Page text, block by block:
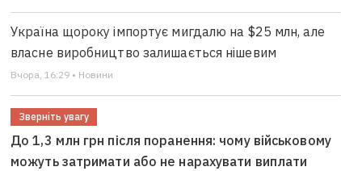
Україна щороку імпортує мигдалю на $25 млн, але
власне виробництво залишається нішевим
Вчора, 16:29 • Новини
Зверніть увагу
До 1,3 млн грн після поранення: чому військовому
можуть затримати або не нарахувати виплати